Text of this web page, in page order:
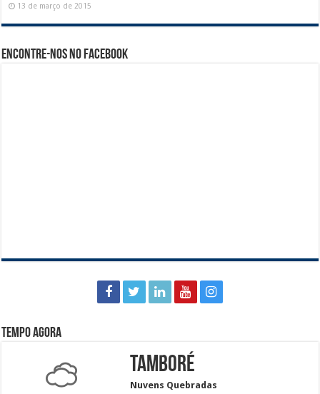
13 de março de 2015
Encontre-nos no Facebook
Tempo agora
Tamboré
Nuvens Quebradas